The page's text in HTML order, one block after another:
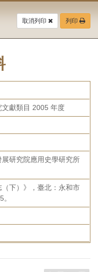
取消列印 列印
文獻類目 2005 年度
展研究院應用史學研究所
（下）》，臺北：永和市